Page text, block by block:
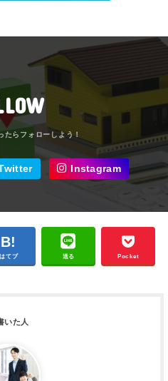
Instagram
はてブ 送る Pocket